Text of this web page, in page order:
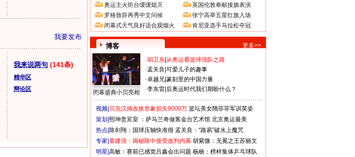
我要发布
我来说两句 (141条)
精华区
辩论区
奥运主火炬台缓缓熄灭
罗格致辞再秀中文问候
闭幕式天气良好适合观烟火
英国伦敦奉献接旗表演
张宁高举五星红旗入场
肯尼亚选手马拉松夺冠
博客 更多>>
闭幕盛典小贝亮相
·胡卫东 从奥运看篮球强队之路
·孟关良 可爱儿子的趣事
·卓越兄 篆刻里的中国力量
·李东雷 后奥运时代我们期盼什么？
视频| 贝克汉姆改换形象损失9000万 篮坛美女隋菲菲军训英姿
策划| 熙坤贵宾室 ：萨马兰奇做客金台艺术馆 北京奥运最美
热点| 陈剑翔：国球压轴快准很 孟关良：“路易”破水上魔咒
专家| 童建强：揭秘陈中接受改判内幕 胡紫微：无冕之王苏丽文
明星| 高敏：赛前已感觉吕鑫会出问题 杨杨：榜样集体乒乓球队